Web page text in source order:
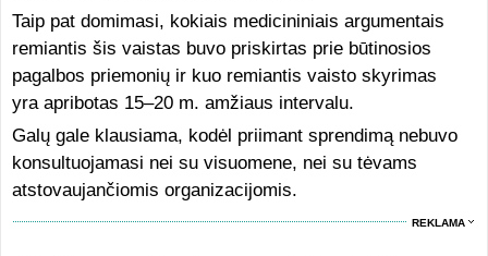
Taip pat domimasi, kokiais medicininiais argumentais
remiantis šis vaistas buvo priskirtas prie būtinosios
pagalbos priemonių ir kuo remiantis vaisto skyrimas
yra apribotas 15–20 m. amžiaus intervalu.
Galų gale klausiama, kodėl priimant sprendimą nebuvo
konsultuojamasi nei su visuomene, nei su tėvams
atstovaujančiomis organizacijomis.
REKLAMA